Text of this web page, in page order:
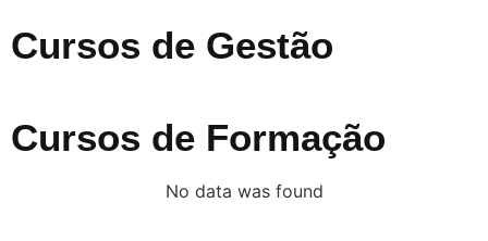
Cursos de Gestão
Cursos de Formação
No data was found